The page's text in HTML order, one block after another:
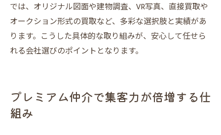
では、オリジナル図面や建物調査、VR写真、直接買取や
オークション形式の買取など、多彩な選択肢と実績があ
ります。こうした具体的な取り組みが、安心して任せら
れる会社選びのポイントとなります。
プレミアム仲介で集客力が倍増する仕
組み